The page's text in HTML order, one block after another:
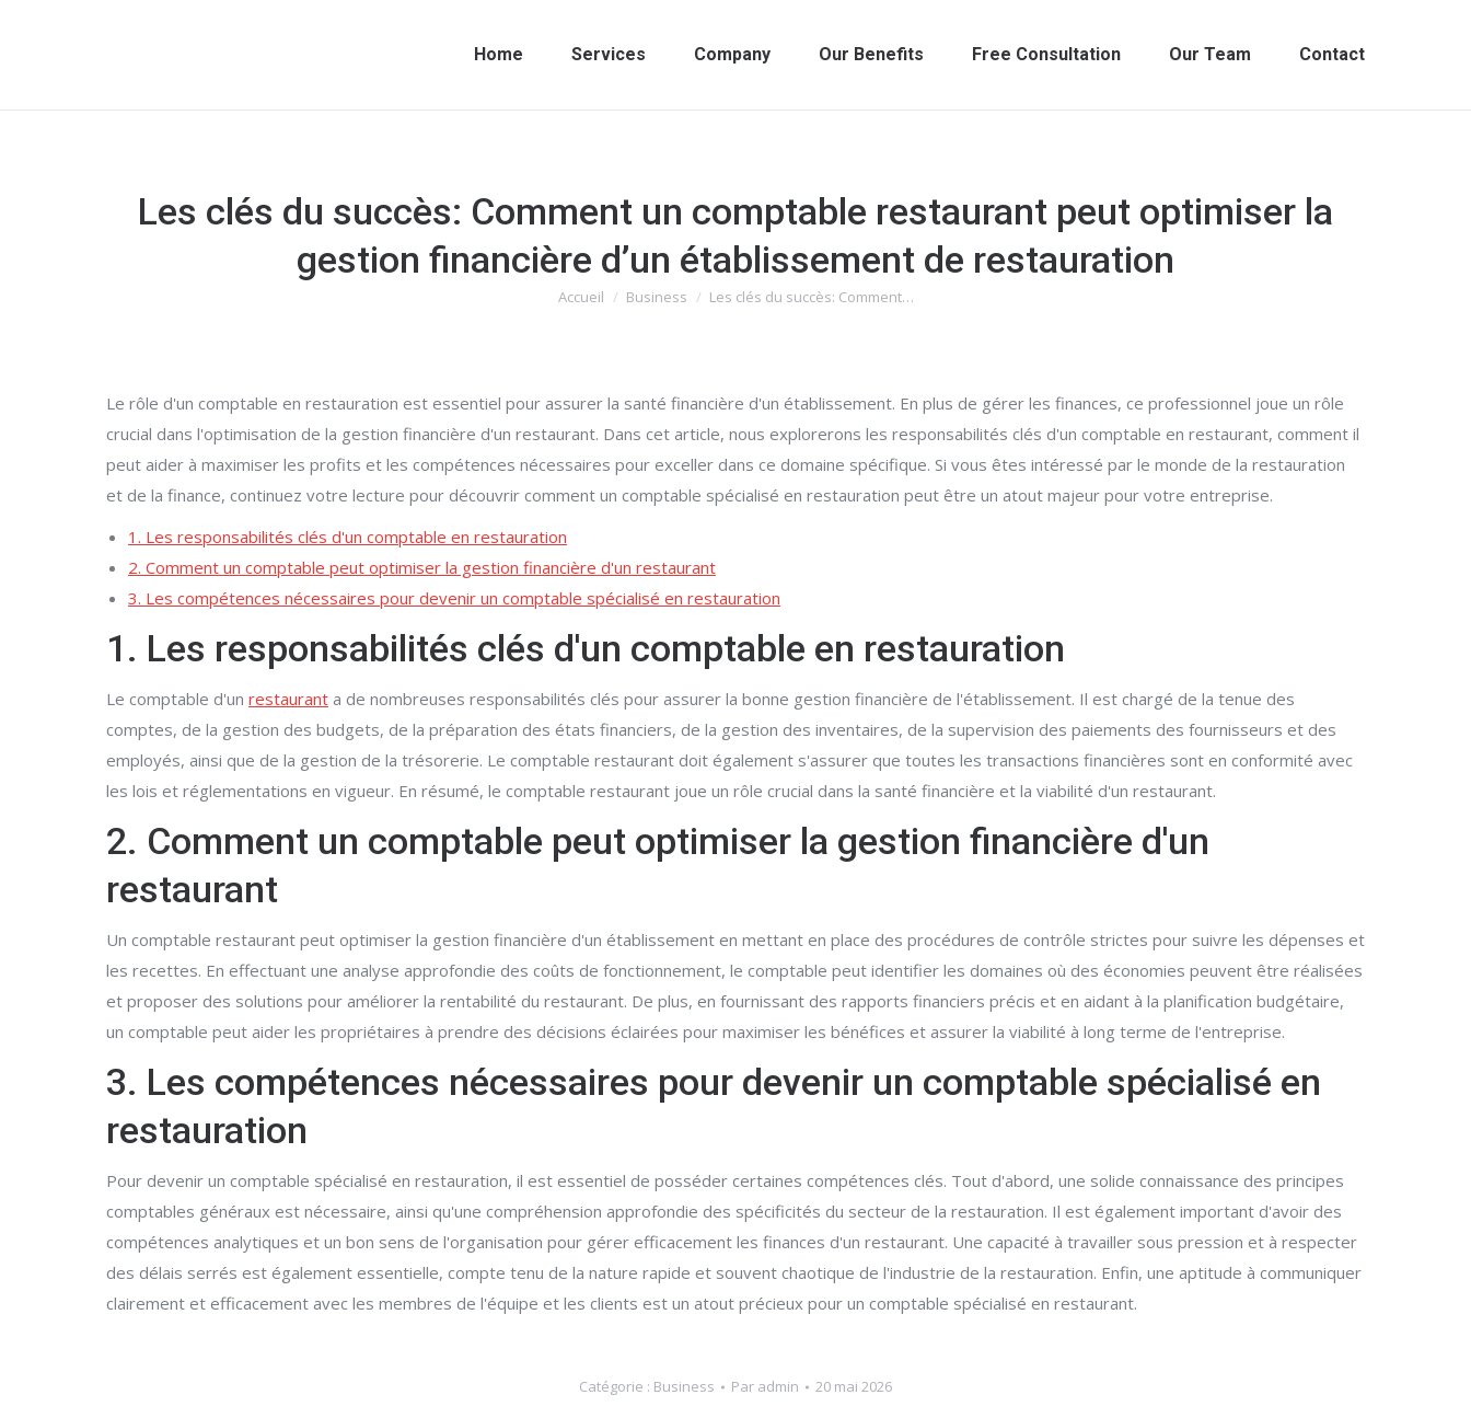
Home Services Company Our Benefits Free Consultation Our Team Contact
Les clés du succès: Comment un comptable restaurant peut optimiser la
gestion financière d’un établissement de restauration
Vous êtes ici :
Accueil Business Les clés du succès: Comment…
Le rôle d'un comptable en restauration est essentiel pour assurer la santé financière d'un établissement. En plus de gérer les finances, ce professionnel joue un rôle
crucial dans l'optimisation de la gestion financière d'un restaurant. Dans cet article, nous explorerons les responsabilités clés d'un comptable en restaurant, comment il
peut aider à maximiser les profits et les compétences nécessaires pour exceller dans ce domaine spécifique. Si vous êtes intéressé par le monde de la restauration
et de la finance, continuez votre lecture pour découvrir comment un comptable spécialisé en restauration peut être un atout majeur pour votre entreprise.
1. Les responsabilités clés d'un comptable en restauration
2. Comment un comptable peut optimiser la gestion financière d'un restaurant
3. Les compétences nécessaires pour devenir un comptable spécialisé en restauration
1. Les responsabilités clés d'un comptable en restauration
Le comptable d'un restaurant a de nombreuses responsabilités clés pour assurer la bonne gestion financière de l'établissement. Il est chargé de la tenue des
comptes, de la gestion des budgets, de la préparation des états financiers, de la gestion des inventaires, de la supervision des paiements des fournisseurs et des
employés, ainsi que de la gestion de la trésorerie. Le comptable restaurant doit également s'assurer que toutes les transactions financières sont en conformité avec
les lois et réglementations en vigueur. En résumé, le comptable restaurant joue un rôle crucial dans la santé financière et la viabilité d'un restaurant.
2. Comment un comptable peut optimiser la gestion financière d'un
restaurant
Un comptable restaurant peut optimiser la gestion financière d'un établissement en mettant en place des procédures de contrôle strictes pour suivre les dépenses et
les recettes. En effectuant une analyse approfondie des coûts de fonctionnement, le comptable peut identifier les domaines où des économies peuvent être réalisées
et proposer des solutions pour améliorer la rentabilité du restaurant. De plus, en fournissant des rapports financiers précis et en aidant à la planification budgétaire,
un comptable peut aider les propriétaires à prendre des décisions éclairées pour maximiser les bénéfices et assurer la viabilité à long terme de l'entreprise.
3. Les compétences nécessaires pour devenir un comptable spécialisé en
restauration
Pour devenir un comptable spécialisé en restauration, il est essentiel de posséder certaines compétences clés. Tout d'abord, une solide connaissance des principes
comptables généraux est nécessaire, ainsi qu'une compréhension approfondie des spécificités du secteur de la restauration. Il est également important d'avoir des
compétences analytiques et un bon sens de l'organisation pour gérer efficacement les finances d'un restaurant. Une capacité à travailler sous pression et à respecter
des délais serrés est également essentielle, compte tenu de la nature rapide et souvent chaotique de l'industrie de la restauration. Enfin, une aptitude à communiquer
clairement et efficacement avec les membres de l'équipe et les clients est un atout précieux pour un comptable spécialisé en restaurant.
Catégorie : Business Par admin 20 mai 2026